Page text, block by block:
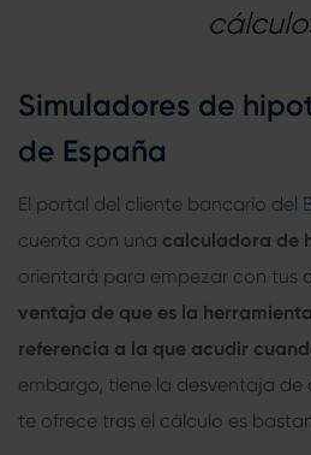
Simuladores de
de España
El portal del cliente bancario del
cuenta con una calculadora de
orientará para empezar con tus
ventaja de que es la
referencia a la que acudir
embargo, tiene la desventaja de
te ofrece tras el cálculo es